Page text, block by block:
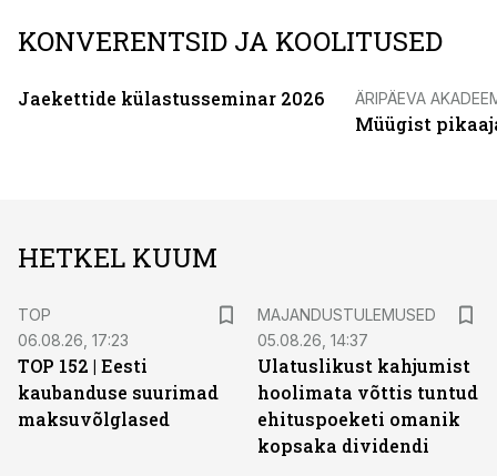
KONVERENTSID JA KOOLITUSED
Jaekettide külastusseminar 2026 ÄRIPÄEVA
Müügist
HETKEL KUUM
TOP
06.08.26, 17:23
TOP 152 | Eesti
kaubanduse suurimad
maksuvõlglased
MAJANDUSTULEMUSED
05.08.26, 14:37
Ulatuslikust kahjumist
hoolimata võttis tuntud
ehituspoeketi omanik
kopsaka dividendi